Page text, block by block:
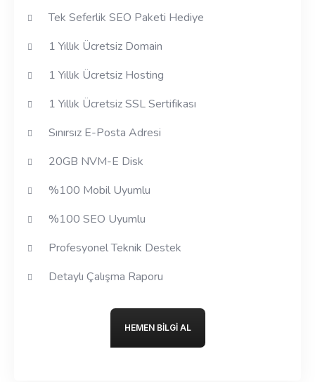
Tek Seferlik SEO Paketi Hediye
1 Yıllık Ücretsiz Domain
1 Yıllık Ücretsiz Hosting
1 Yıllık Ücretsiz SSL Sertifikası
Sınırsız E-Posta Adresi
20GB NVM-E Disk
%100 Mobil Uyumlu
%100 SEO Uyumlu
Profesyonel Teknik Destek
Detaylı Çalışma Raporu
HEMEN BILGI AL